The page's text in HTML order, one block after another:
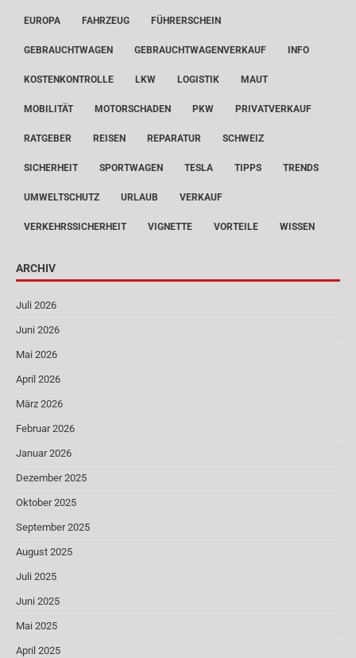
EUROPA FAHRZEUG FÜHRERSCHEIN
GEBRAUCHTWAGEN GEBRAUCHTWAGENVERKAUF INFO
KOSTENKONTROLLE LKW LOGISTIK MAUT
MOBILITÄT MOTORSCHADEN PKW PRIVATVERKAUF
RATGEBER REISEN REPARATUR SCHWEIZ
SICHERHEIT SPORTWAGEN TESLA TIPPS TRENDS
UMWELTSCHUTZ URLAUB VERKAUF
VERKEHRSSICHERHEIT VIGNETTE VORTEILE WISSEN
ARCHIV
Juli 2026
Juni 2026
Mai 2026
April 2026
März 2026
Februar 2026
Januar 2026
Dezember 2025
Oktober 2025
September 2025
August 2025
Juli 2025
Juni 2025
Mai 2025
April 2025